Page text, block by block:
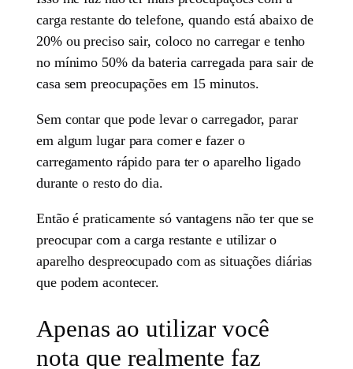
carga restante do telefone, quando está abaixo de
20% ou preciso sair, coloco no carregar e tenho
no mínimo 50% da bateria carregada para sair de
casa sem preocupações em 15 minutos.
Sem contar que pode levar o carregador, parar
em algum lugar para comer e fazer o
carregamento rápido para ter o aparelho ligado
durante o resto do dia.
Então é praticamente só vantagens não ter que se
preocupar com a carga restante e utilizar o
aparelho despreocupado com as situações diárias
que podem acontecer.
Apenas ao utilizar você
nota que realmente faz